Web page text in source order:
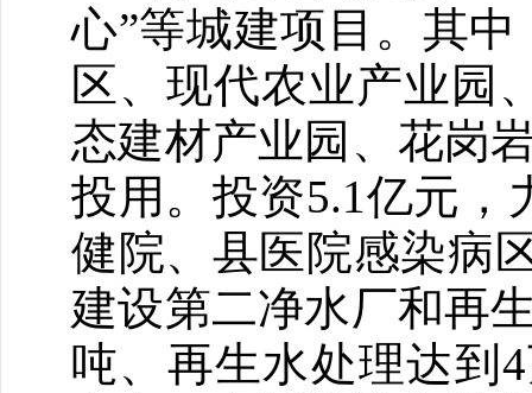
心”等城建项目。其
区、现代农业产业园
态建材产业园、花岗
投用。投资5.1亿元，
健院、县医院感染病
建设第二净水厂和再
吨、再生水处理达到